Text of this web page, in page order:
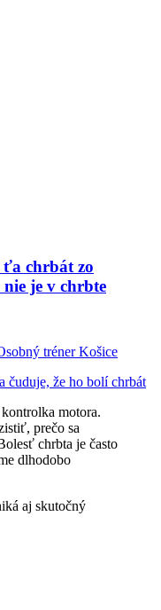
ťa chrbát zo
nie je v chrbte
tréner Košice
motora.
prečo sa
chrbta je často
dlhodobo
aj skutočný